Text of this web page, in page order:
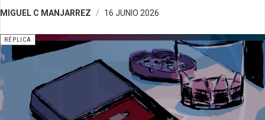
MIGUEL C MANJARREZ 16 JUNIO 2026
RÉPLICA